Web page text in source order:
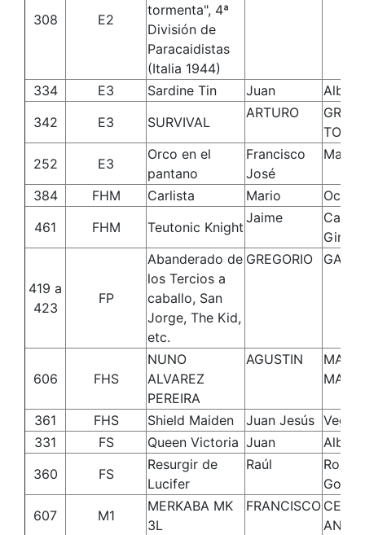
308 E2
tormenta", 4ª
División de
Paracaidistas
(Italia 1944)
334 E3 Sardine Tin Juan
342
E3 SURVIVAL
ARTURO
252
E3
Orco en el
pantano
Francisco
José
Matos
384 FHM Carlista Mario
Ocaña
461
FHM Teutonic Knight
Jaime
419 a
423
FP
Abanderado de
los Tercios a
caballo, San
Jorge, The Kid,
etc.
GREGORIO
606 FHS
NUNO
ALVAREZ
PEREIRA
AGUSTIN
361 FHS Shield Maiden Juan Jesús
331
FS Queen Victoria Juan
360
FS
Resurgir de
Lucifer
Raúl
607
M1
MERKABA MK
3L
FRANCISCO